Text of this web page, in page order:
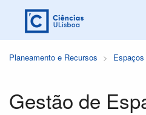
Planeamento e Recursos Espaços
Gestão de